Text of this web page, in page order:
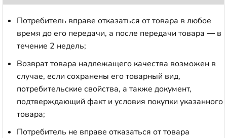
Потребитель вправе отказаться от товара в любое
время до его передачи, а после передачи товара — в
течение 2 недель;
Возврат товара надлежащего качества возможен в
случае, если сохранены его товарный вид,
потребительские свойства, а также документ,
подтверждающий факт и условия покупки указанного
товара;
Потребитель не вправе отказаться от товара